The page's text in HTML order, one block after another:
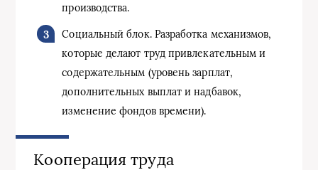
производства.
Социальный блок. Разработка механизмов,
которые делают труд привлекательным и
содержательным (уровень зарплат,
дополнительных выплат и надбавок,
изменение фондов времени).
Кооперация труда